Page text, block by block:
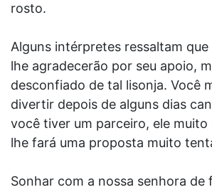
rosto.
Alguns intérpretes ressaltam que
lhe agradecerão por seu apoio,
desconfiado de tal lisonja. Você
divertir depois de alguns dias
você tiver um parceiro, ele
lhe fará uma proposta muito
Sonhar com a nossa senhora de